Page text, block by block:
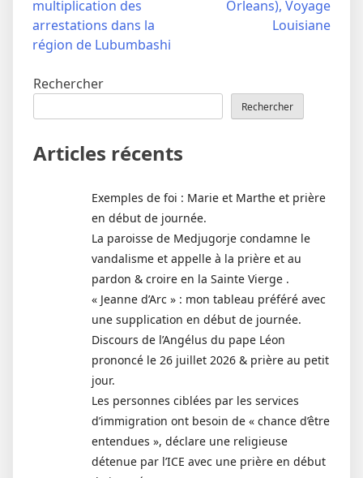
l’article
multiplication des
arrestations dans la
région de Lubumbashi
Orleans), Voyage
Louisiane
Rechercher
Rechercher
Articles récents
Exemples de foi : Marie et Marthe et prière
en début de journée.
La paroisse de Medjugorje condamne le
vandalisme et appelle à la prière et au
pardon & croire en la Sainte Vierge .
« Jeanne d’Arc » : mon tableau préféré avec
une supplication en début de journée.
Discours de l’Angélus du pape Léon
prononcé le 26 juillet 2026 & prière au petit
jour.
Les personnes ciblées par les services
d’immigration ont besoin de « chance d’être
entendues », déclare une religieuse
détenue par l’ICE avec une prière en début